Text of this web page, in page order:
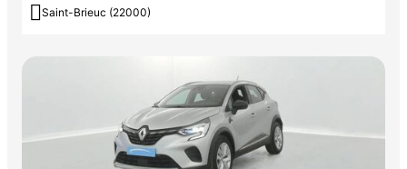
 Saint-Brieuc (22000)